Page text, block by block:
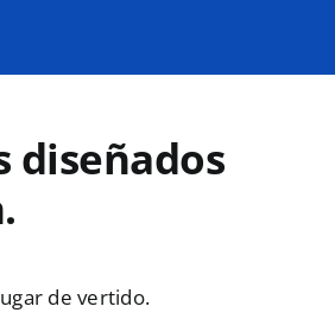
diseñados
de vertido.